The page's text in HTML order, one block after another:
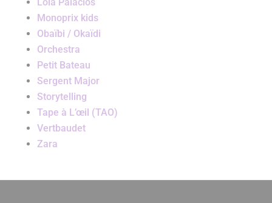
Monoprix kids
Obaïbi / Okaïdi
Orchestra
Petit Bateau
Sergent Major
Storytelling
Tape à L’œil (TAO)
Vertbaudet
Zara